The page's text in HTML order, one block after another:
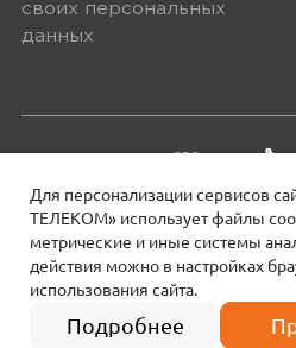
Для персонализации сервисов
ТЕЛЕКОМ» использует файлы
метрические и иные системы
действия можно в настройках
использования сайта.
Подробнее
599₽
своих персональных
данных
© 2026 МОТИВ. Все права